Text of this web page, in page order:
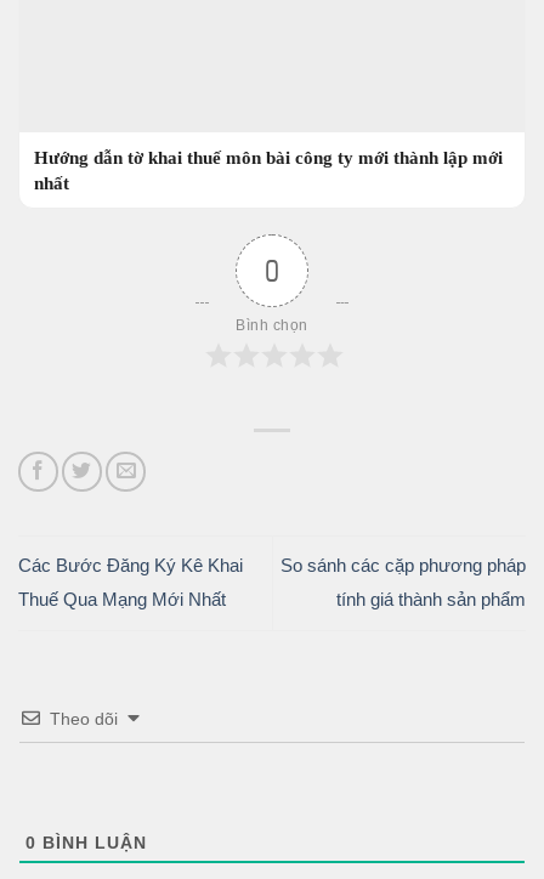
Hướng dẫn tờ khai thuế môn bài công ty mới thành lập mới
nhất
0
Bình chọn
Các Bước Đăng Ký Kê Khai
Thuế Qua Mạng Mới Nhất
So sánh các cặp phương pháp
tính giá thành sản phẩm
Theo dõi
0 BÌNH LUẬN